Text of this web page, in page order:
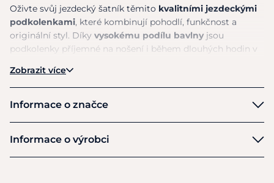
Oživte svůj jezdecký šatník těmito kvalitními jezdeckými
podkolenkami, které kombinují pohodlí, funkčnost a
originální styl. Díky vysokému podílu bavlny jsou
podkolenky příjemné na nošení i během dlouhých hodin v
Technicky propracovanéchodidlo s tlumicími zónami
zajišťuje komfort a oporu v nejvíce namáhaných částech
jezdecké boty a drží tvar i při každodenním používání.
Zobrazit více
Informace o značce
Comodo
Informace o výrobci